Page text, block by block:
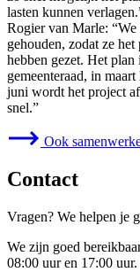
lasten kunnen
Rogier van Marle:
gehouden, zodat ze
hebben gezet. Het
gemeenteraad, in
juni wordt het project
snel.”
Ook
Contact
Vragen? We helpen je
We zijn goed
08:00 uur en 17:00 uur.